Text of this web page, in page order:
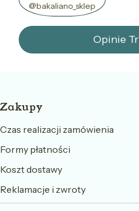
@bakaliano_sklep
Opinie
Linki w stopce
Zakupy
Czas realizacji zamówienia
Formy płatności
Koszt dostawy
Reklamacje i zwroty